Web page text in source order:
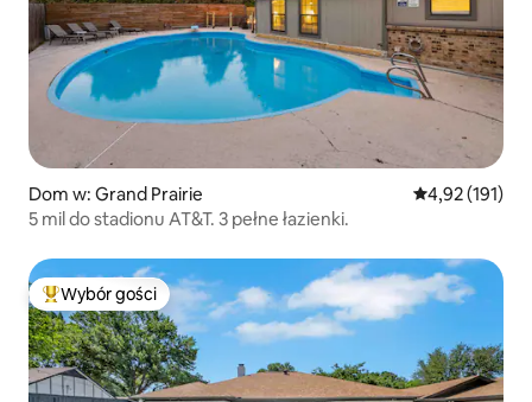
Dom w: Grand Prairie Średnia
4,92 (191)
5 mil do stadionu AT&T. 3 pełne łazienki.
Najpopularniejsze z kategorii Wybór gości
Wybór gości